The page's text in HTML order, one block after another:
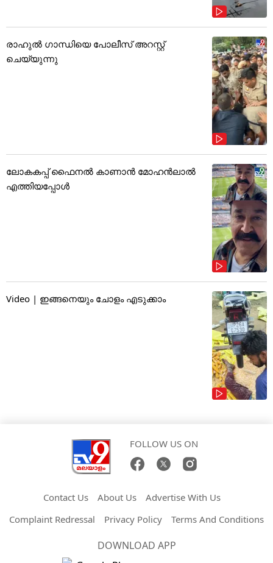
രാഹുൽ ഗാന്ധിയെ പോലീസ് അറസ്റ്റ്
ചെയ്യുന്നു
ലോകകപ്പ് ഫൈനൽ കാണാൻ മോഹൻലാൽ
എത്തിയപ്പോൾ
Video | ഇങ്ങനെയും ചോളം എടുക്കാം
FOLLOW US ON
Contact Us About Us
Advertise With Us
Complaint Redressal
Privacy Policy Terms And Conditions
DOWNLOAD APP